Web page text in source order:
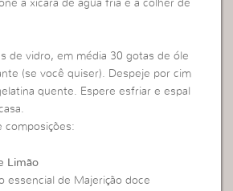
a xícara de água fria e a colher de
de vidro, em média 30 gotas de óle
(se você quiser). Despeje por cim
quente. Espere esfriar e espal
composições:
Limão
essencial de Majerição doce